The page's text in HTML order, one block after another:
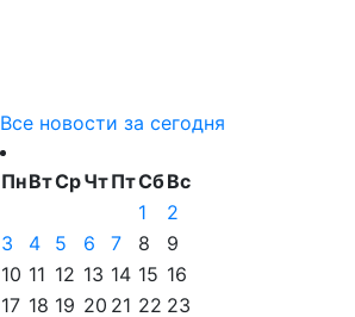
Все новости за сегодня
ПнВтСрЧтПтСбВс
1
2
3
4 5 6 7 8
9
10 11 12 13 14 15 16
17 18 19 20 21 22 23